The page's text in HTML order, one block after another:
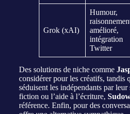
Grok (xAI)
Humour,
amélioré,
intégration
Twitter
Des solutions de niche comme
considérer pour les créatifs, tandis
séduisent les indépendants par
fiction ou l’aide à l’écriture,
référence. Enfin, pour des